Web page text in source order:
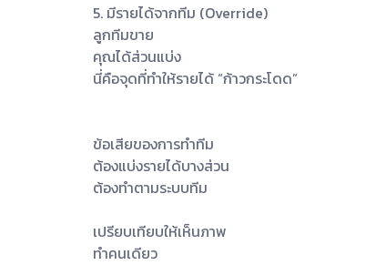
5. มีรายได้จากทีม (Override)
ลูกทีมขาย
คุณได้ส่วนแบ่ง
นี่คือจุดที่ทำให้รายได้ “ก้าวกระโดด”
ข้อเสียของการทำทีม
ต้องแบ่งรายได้บางส่วน
ต้องทำตามระบบทีม
เปรียบเทียบให้เห็นภาพ
ทำคนเดียว